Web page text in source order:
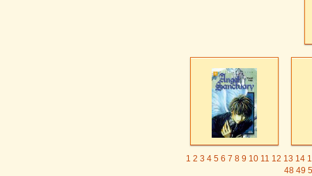
1 2 3 4 5 6 7 8 9 10 11 12 13 14
48 49